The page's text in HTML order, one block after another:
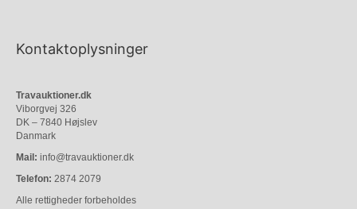
Kontaktoplysninger
Travauktioner.dk
Viborgvej 326
DK – 7840 Højslev
Danmark
Mail: info@travauktioner.dk
Telefon: 2874 2079
Alle rettigheder forbeholdes